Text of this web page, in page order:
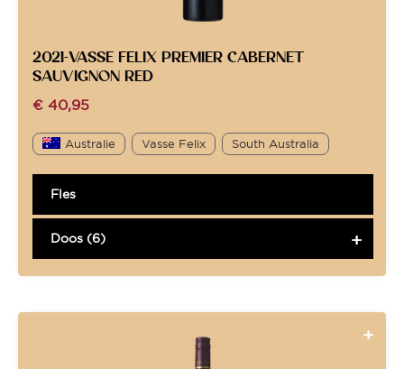
2021-VASSE FELIX PREMIER CABERNET
SAUVIGNON RED
€ 40,95
Australie Vasse Felix South Australia
Fles
Doos (6)